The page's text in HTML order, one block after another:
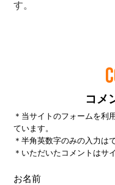
コメ
＊当サイトのフォームを利
ています。
＊半角英数字のみの入力は
＊いただいたコメントはサ
お名前